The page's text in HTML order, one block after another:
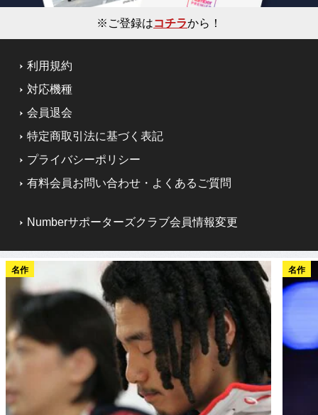
※ご登録はコチラから！
利用規約
対応機種
会員退会
特定商取引法に基づく表記
プライバシーポリシー
有料会員お問い合わせ・よくあるご質問
Numberサポーターズクラブ会員情報変更
名作 名作